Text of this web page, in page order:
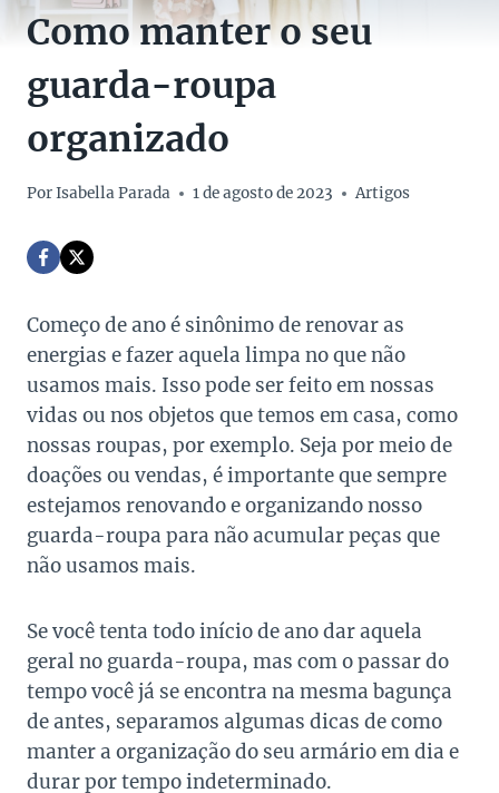
Como manter o seu
guarda-roupa
organizado
PorIsabella Parada 1 de agosto de 2023 Artigos
Começo de ano é sinônimo de renovar as
energias e fazer aquela limpa no que não
usamos mais. Isso pode ser feito em nossas
vidas ou nos objetos que temos em casa, como
nossas roupas, por exemplo. Seja por meio de
doações ou vendas, é importante que sempre
estejamos renovando e organizando nosso
guarda-roupa para não acumular peças que
não usamos mais.
Se você tenta todo início de ano dar aquela
geral no guarda-roupa, mas com o passar do
tempo você já se encontra na mesma bagunça
de antes, separamos algumas dicas de como
manter a organização do seu armário em dia e
durar por tempo indeterminado.